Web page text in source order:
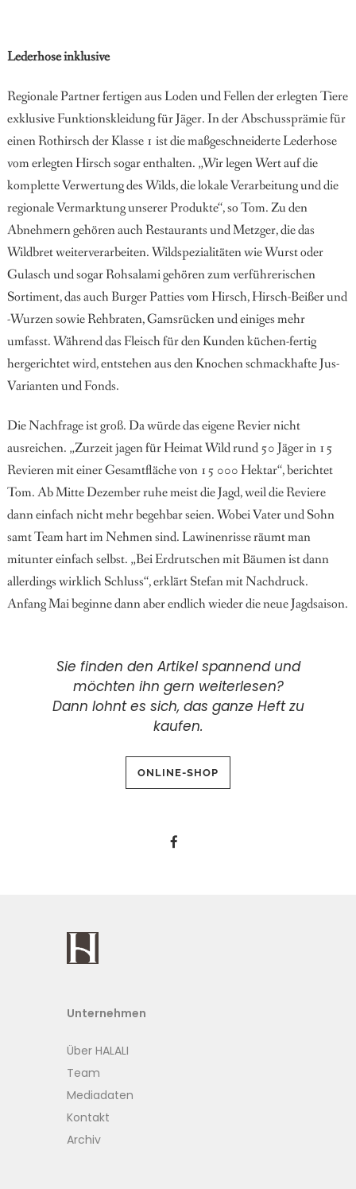
Lederhose inklusive
Regionale Partner fertigen aus Loden und Fellen der erlegten Tiere
exklusiveFunktionskleidung für Jäger. In derAbschussprämie für
einen Rothirsch der Klasse 1 ist die maßgeschneiderte Lederhose
vom erlegten Hirsch sogarenthalten. „Wir legen Wert auf die
komplette Verwertung des Wilds, die lokale Verarbeitung und die
regionale Vermarktung unserer Produkte“, soTom. Zu den
Abnehmern gehörenauch Restaurants und Metzger, die das
Wildbret weiterverarbeiten. Wildspezialitäten wie Wurst oder
Gulasch und sogar Rohsalami gehören zum verführerischen
Sortiment, das auch Burger Patties vom Hirsch, Hirsch-Beißer und
-Wurzen sowie Rehbraten, Gamsrückenund einiges mehr
umfasst. Während das Fleisch für den Kunden küchen-fertig
hergerichtet wird, entstehenaus den Knochen schmackhafte Jus-
Varianten und Fonds.
Die Nachfrage ist groß. Da würdedas eigene Revier nicht
ausreichen. „Zurzeit jagen für Heimat Wild rund 50 Jäger in 15
Revieren mit einer Gesamtfläche von 15 000 Hektar“, berichtet
Tom. Ab Mitte Dezember ruhemeist die Jagd, weil die Reviere
dann einfach nicht mehr begehbar seien. Wobei Vater und Sohn
samt Team hart im Nehmen sind. Lawinenrisse räumt man
mitunter einfach selbst. „Bei Erdrutschen mit Bäumen ist dann
allerdings wirklich Schluss“, erklärt Stefan mit Nachdruck.
Anfang Mai beginnedann aber endlich wieder die neueJagdsaison.
Sie finden den Artikel spannend und
möchten ihn gern weiterlesen?
Dann lohnt es sich, das ganze Heft zu
kaufen.
Unternehmen
Über HALALI
Team
Mediadaten
Kontakt
Archiv